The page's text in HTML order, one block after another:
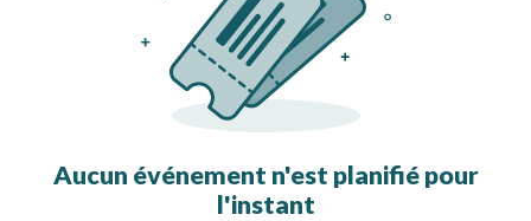
Aucun événement n'est planifié pour
l'instant